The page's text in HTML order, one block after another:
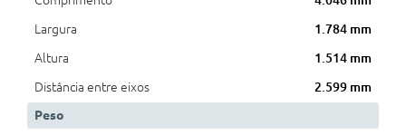
Largura
1.784 mm
Altura
1.514 mm
Distância entre eixos
2.599 mm
Peso